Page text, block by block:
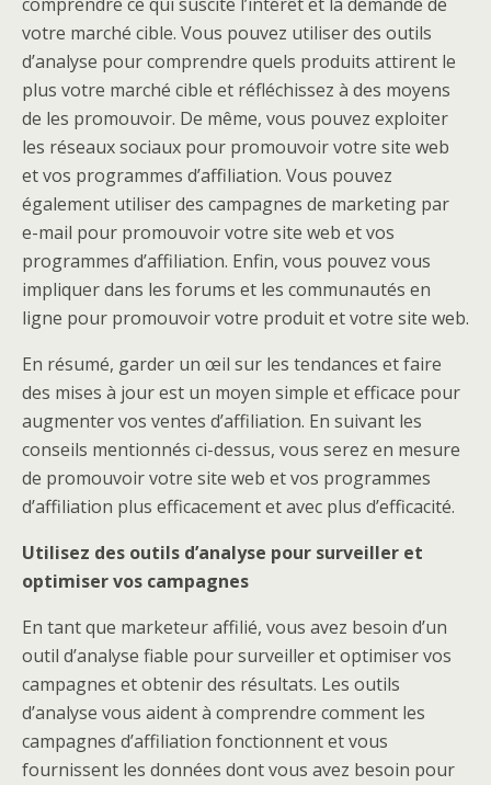
votre marché cible. Vous pouvez utiliser des outils
d’analyse pour comprendre quels produits attirent le
plus votre marché cible et réfléchissez à des moyens
de les promouvoir. De même, vous pouvez exploiter
les réseaux sociaux pour promouvoir votre site web
et vos programmes d’affiliation. Vous pouvez
également utiliser des campagnes de marketing par
e-mail pour promouvoir votre site web et vos
programmes d’affiliation. Enfin, vous pouvez vous
impliquer dans les forums et les communautés en
ligne pour promouvoir votre produit et votre site web.
En résumé, garder un œil sur les tendances et faire
des mises à jour est un moyen simple et efficace pour
augmenter vos ventes d’affiliation. En suivant les
conseils mentionnés ci-dessus, vous serez en mesure
de promouvoir votre site web et vos programmes
d’affiliation plus efficacement et avec plus d’efficacité.
Utilisez des outils d’analyse pour surveiller et
optimiser vos campagnes
En tant que marketeur affilié, vous avez besoin d’un
outil d’analyse fiable pour surveiller et optimiser vos
campagnes et obtenir des résultats. Les outils
d’analyse vous aident à comprendre comment les
campagnes d’affiliation fonctionnent et vous
fournissent les données dont vous avez besoin pour